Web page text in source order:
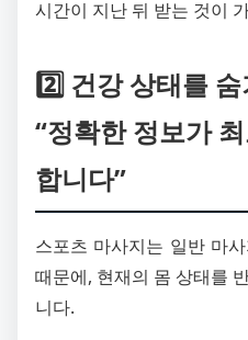
시간이 지난 뒤 받는 것이
2️⃣ 건강 상태를
“정확한 정보가
합니다”
스포츠 마사지는 일반 마
때문에, 현재의 몸 상태를
니다.